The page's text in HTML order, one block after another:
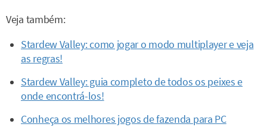
Veja também:
Stardew Valley: como jogar o modo multiplayer e veja
as regras!
Stardew Valley: guia completo de todos os peixes e
onde encontrá-los!
Conheça os melhores jogos de fazenda para PC